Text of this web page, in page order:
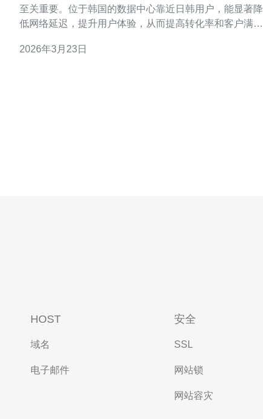
至关重要。位于韩国的数据中心靠近日韩用户，能显著降
低网络延迟，提升用户体验，从而提高转化率和客户满意
器、韩国VPS和云主机，满足不同规模企业的需求。与无
2026年3月23日
HOST
域名
电子邮件
安全
SSL
网站锁
网站容灾